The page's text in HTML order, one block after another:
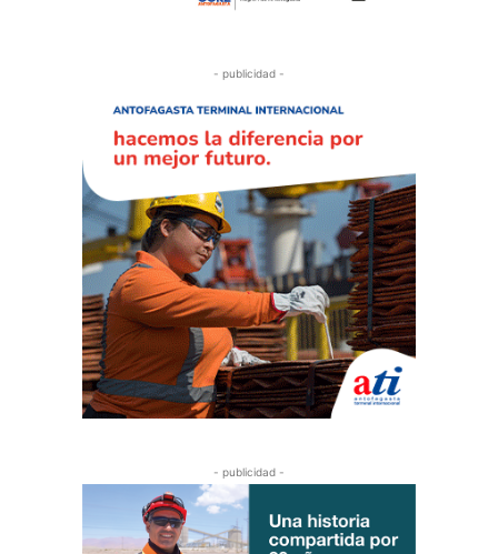
- publicidad -
- publicidad -